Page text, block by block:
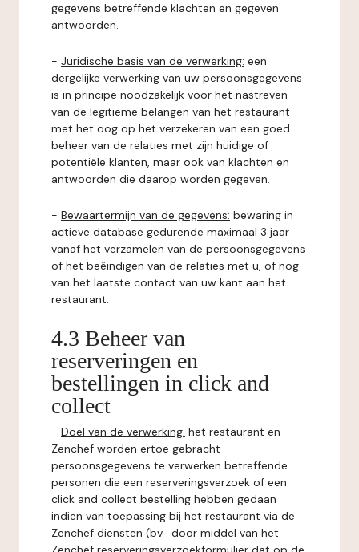
gegevens betreffende klachten en gegeven
antwoorden.
- Juridische basis van de verwerking: een
dergelijke verwerking van uw persoonsgegevens
is in principe noodzakelijk voor het nastreven
van de legitieme belangen van het restaurant
met het oog op het verzekeren van een goed
beheer van de relaties met zijn huidige of
potentiële klanten, maar ook van klachten en
antwoorden die daarop worden gegeven.
- Bewaartermijn van de gegevens: bewaring in
actieve database gedurende maximaal 3 jaar
vanaf het verzamelen van de persoonsgegevens
of het beëindigen van de relaties met u, of nog
van het laatste contact van uw kant aan het
restaurant.
4.3 Beheer van
reserveringen en
bestellingen in click and
collect
- Doel van de verwerking: het restaurant en
Zenchef worden ertoe gebracht
persoonsgegevens te verwerken betreffende
personen die een reserveringsverzoek of een
click and collect bestelling hebben gedaan
indien van toepassing bij het restaurant via de
Zenchef diensten (bv : door middel van het